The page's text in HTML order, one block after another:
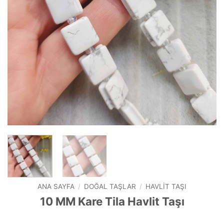
ANA SAYFA / DOĞAL TAŞLAR / HAVLIT TAŞI
10 MM Kare Tila Havlit Taşı